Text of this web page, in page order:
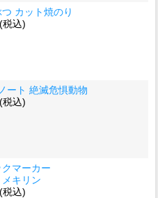
カット焼のり
(税込)
ート 絶滅危惧動物
(税込)
マーカー
キリン
(税込)